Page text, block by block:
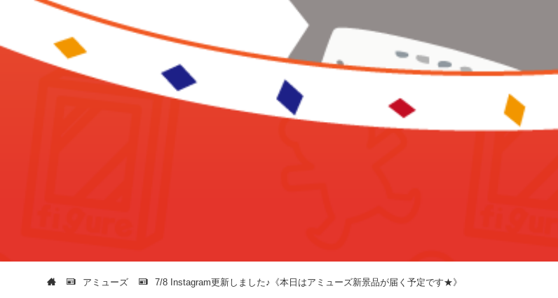
アミューズ 7/8 Instagram更新しました♪《本日はアミューズ新景品が届く予定です★》